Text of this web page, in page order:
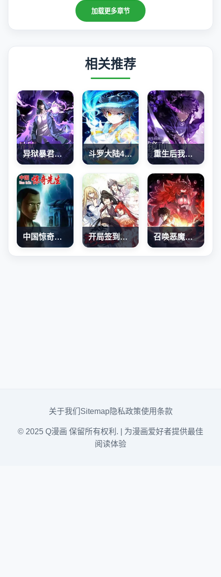
加载更多章节
相关推荐
异狱暴君：我的影子能无限进化 斗罗大陆4终极斗罗 重生后我用镜面反转复仇
中国惊奇先生 开局签到荒古圣体 召唤恶魔，我既是深渊
关于我们 Sitemap隐私政策使用条款
© 2025 Q漫画 保留所有权利. | 为漫画爱好者提供最佳
阅读体验